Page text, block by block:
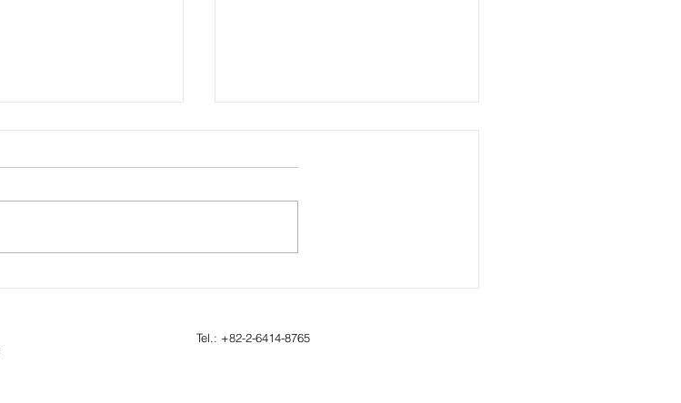
управлению урожаем и
Tel.: +82-2-6414-8765